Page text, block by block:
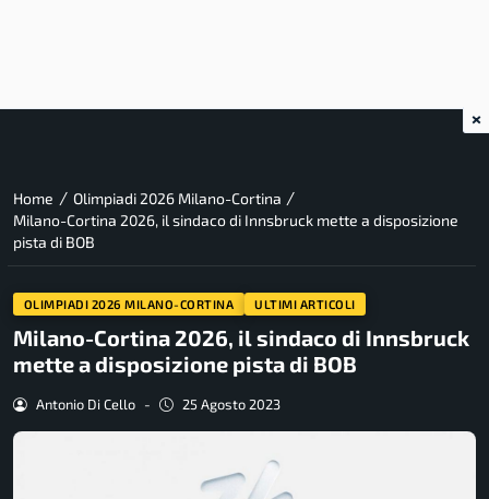
Home / Olimpiadi 2026 Milano-Cortina /
Milano-Cortina 2026, il sindaco di Innsbruck mette a disposizione
pista di BOB
OLIMPIADI 2026 MILANO-CORTINA ULTIMI ARTICOLI
Milano-Cortina 2026, il sindaco di Innsbruck
mette a disposizione pista di BOB
Antonio Di Cello - 25 Agosto 2023
×